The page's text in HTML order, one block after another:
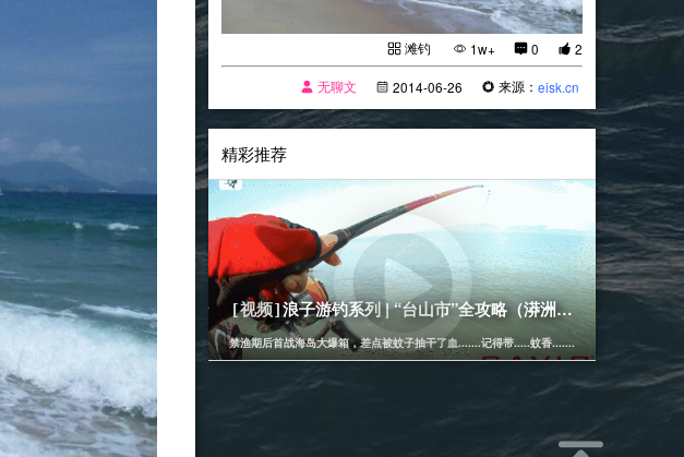
滩钓 1w+ 0
2
无聊文
2014-06-26 来源：eisk.cn
精彩推荐
[滩钓]
2018-12-13
[视频]浪子游钓系列 | “台山市”全攻略（漭洲岛-大三环.矶滩）
禁渔期后首战海岛大爆箱，差点被蚊子抽干了血.......记得带.....蚊香.......